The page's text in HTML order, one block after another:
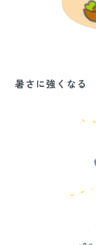
暑さに強くなる